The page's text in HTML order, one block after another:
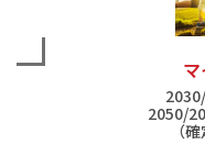
2050/
（